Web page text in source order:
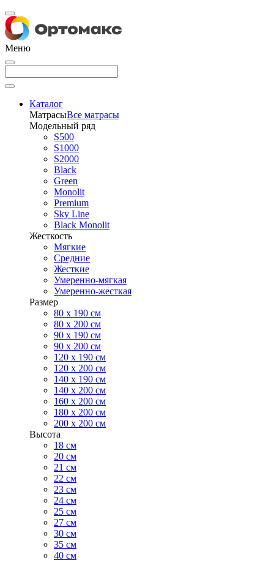
Меню
Каталог
МатрасыВсе матрасы
Модельный ряд
S500
S1000
S2000
Black
Green
Monolit
Premium
Sky Line
Black Monolit
Жесткость
Мягкие
Средние
Жесткие
Умеренно-мягкая
Умеренно-жесткая
Размер
80 х 190 см
80 х 200 см
90 х 190 см
90 х 200 см
120 х 190 см
120 х 200 см
140 х 190 см
140 х 200 см
160 х 200 см
180 х 200 см
200 х 200 см
Высота
18 см
20 см
21 см
22 см
23 см
24 см
25 см
27 см
30 см
35 см
40 см